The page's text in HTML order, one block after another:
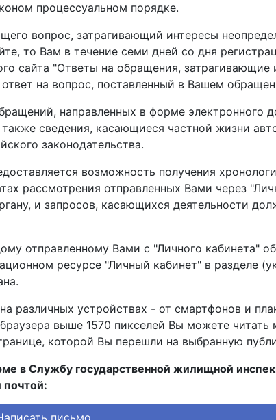
процессуальном порядке.
вопрос, затрагивающий интересы
то Вам в течение семи дней со дня
сайта "Ответы на обращения, затрагивающие
на вопрос, поставленный в Вашем
направленных в форме электронного
сведения, касающиеся частной жизни
законодательства.
возможность получения
рассмотрения отправленных Вами через
и запросов, касающихся деятельности
отправленному Вами с "Личного кабинета"
ресурсе "Личный кабинет" в разделе
различных устройствах - от смартфонов и
выше 1570 пикселей Вы можете читать
которой Вы перешли на выбранную
в Службу государственной жилищной
почтой: